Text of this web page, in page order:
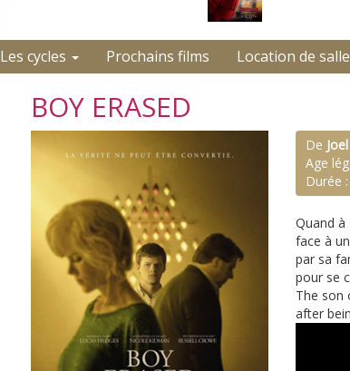
Les cycles Prochains films Location de salle
BOY ERASED
De
Age
Durée :
Quand à
face à
par sa
pour se
The son
after